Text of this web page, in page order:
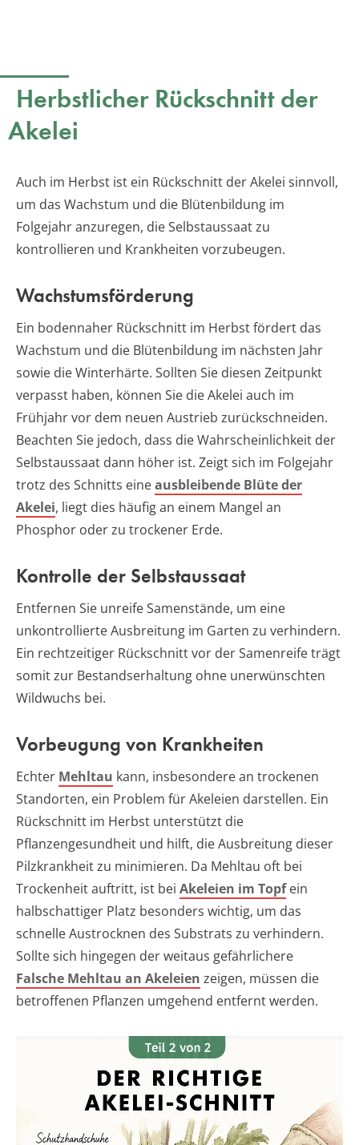
Herbstlicher Rückschnitt der
Akelei
Auch im Herbst ist ein Rückschnitt der Akelei sinnvoll,
um das Wachstum und die Blütenbildung im
Folgejahr anzuregen, die Selbstaussaat zu
kontrollieren und Krankheiten vorzubeugen.
Wachstumsförderung
Ein bodennaher Rückschnitt im Herbst fördert das
Wachstum und die Blütenbildung im nächsten Jahr
sowie die Winterhärte. Sollten Sie diesen Zeitpunkt
verpasst haben, können Sie die Akelei auch im
Frühjahr vor dem neuen Austrieb zurückschneiden.
Beachten Sie jedoch, dass die Wahrscheinlichkeit der
Selbstaussaat dann höher ist. Zeigt sich im Folgejahr
trotz des Schnitts eineausbleibende Blüte der
Akelei, liegt dies häufig an einem Mangel an
Phosphor oder zu trockener Erde.
Kontrolle der Selbstaussaat
Entfernen Sie unreife Samenstände, um eine
unkontrollierte Ausbreitung im Garten zu verhindern.
Ein rechtzeitiger Rückschnitt vor der Samenreife trägt
somit zur Bestandserhaltung ohne unerwünschten
Wildwuchs bei.
Vorbeugung von Krankheiten
Echter Mehltau kann, insbesondere an trockenen
Standorten, ein Problem für Akeleien darstellen. Ein
Rückschnitt im Herbst unterstützt die
Pflanzengesundheit und hilft, die Ausbreitung dieser
Pilzkrankheit zu minimieren. Da Mehltau oft bei
Trockenheit auftritt, ist bei Akeleien im Topfein
halbschattiger Platz besonders wichtig, um das
schnelle Austrocknen des Substrats zu verhindern.
Sollte sich hingegen der weitaus gefährlichere
Falsche Mehltau an Akeleien zeigen, müssen die
betroffenen Pflanzen umgehend entfernt werden.